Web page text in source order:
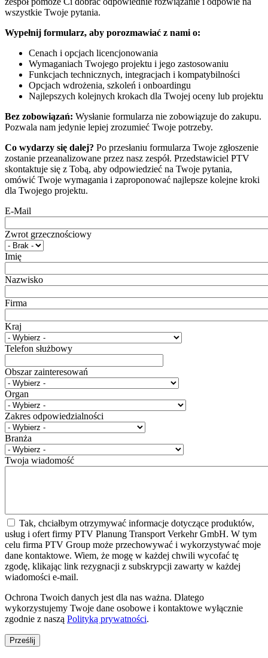
wszystkie Twoje pytania.
Wypełnij formularz, aby porozmawiać z nami o:
Cenach i opcjach licencjonowania
Wymaganiach Twojego projektu i jego zastosowaniu
Funkcjach technicznych, integracjach i kompatybilności
Opcjach wdrożenia, szkoleń i onboardingu
Najlepszych kolejnych krokach dla Twojej oceny lub projektu
Bez zobowiązań: Wysłanie formularza nie zobowiązuje do zakupu.
Pozwala nam jedynie lepiej zrozumieć Twoje potrzeby.
Co wydarzy się dalej? Po przesłaniu formularza Twoje zgłoszenie
zostanie przeanalizowane przez nasz zespół. Przedstawiciel PTV
skontaktuje się z Tobą, aby odpowiedzieć na Twoje pytania,
omówić Twoje wymagania i zaproponować najlepsze kolejne kroki
dla Twojego projektu.
E-Mail
Zwrot grzecznościowy
Imię
Nazwisko
Firma
Kraj
Telefon służbowy
Obszar zainteresowań
Organ
Zakres odpowiedzialności
Branża
Twoja wiadomość
Tak, chciałbym otrzymywać informacje dotyczące produktów,
usług i ofert firmy PTV Planung Transport Verkehr GmbH. W tym
celu firma PTV Group może przechowywać i wykorzystywać moje
dane kontaktowe. Wiem, że mogę w każdej chwili wycofać tę
zgodę, klikając link rezygnacji z subskrypcji zawarty w każdej
wiadomości e-mail.
Ochrona Twoich danych jest dla nas ważna. Dlatego
wykorzystujemy Twoje dane osobowe i kontaktowe wyłącznie
zgodnie z naszą Polityką prywatności.